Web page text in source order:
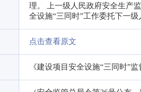
理。 上一级人民政府安全生产
全设施“三同时”工作委托下一
点击查看原文
《建设项目安全设施“三同时”